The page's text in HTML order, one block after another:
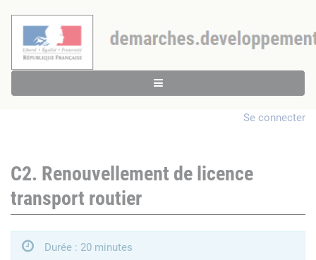
Se connecter
C2. Renouvellement de licence
transport routier
Durée : 20 minutes